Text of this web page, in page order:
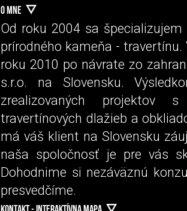
O MNE
Od roku 2004 sa
prírodného kameňa - travertínu.
roku 2010 po návrate zo
s.r.o. na Slovensku.
zrealizovaných projektov
travertínových dlažieb a
má váš klient na Slovensku
naša spoločnosť je pre vás
Dohodnime si nezáväznú
presvedčíme.